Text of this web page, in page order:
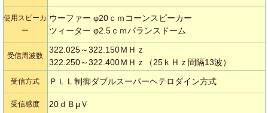
使用スピーカ
ー
ウーファー φ20ｃｍコーンスピーカー
ツィーター φ2.5ｃｍバランスドーム
受信周波数
322.025～322.150ＭＨｚ
322.250～322.400ＭＨｚ（25ｋＨｚ間隔13波）
受信方式 ＰＬＬ制御ダブルスーパーヘテロダイン方式
受信感度 20ｄＢμＶ